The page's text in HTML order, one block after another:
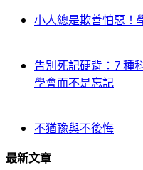
小人總是欺善怕惡！
告別死記硬背：7 種
學會而不是忘記
不猶豫與不後悔
最新文章